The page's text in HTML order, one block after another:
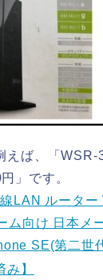
えば、「WSR-
」です。
LAN ルーター
ム向け 日本メ
SE(第二世
】